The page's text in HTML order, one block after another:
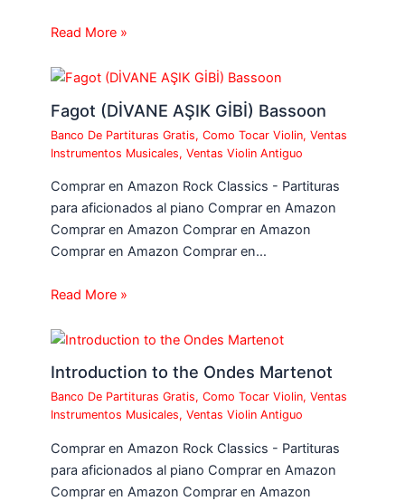
Read More »
Fagot (DİVANE AŞIK GİBİ) Bassoon
Banco De Partituras Gratis,Como Tocar Violin,Ventas
Instrumentos Musicales,Ventas Violin Antiguo
Comprar en Amazon Rock Classics - Partituras
para aficionados al piano Comprar en Amazon
Comprar en Amazon Comprar en Amazon
Comprar en Amazon Comprar en…
Read More »
Introduction to the Ondes Martenot
Banco De Partituras Gratis,Como Tocar Violin,Ventas
Instrumentos Musicales,Ventas Violin Antiguo
Comprar en Amazon Rock Classics - Partituras
para aficionados al piano Comprar en Amazon
Comprar en Amazon Comprar en Amazon